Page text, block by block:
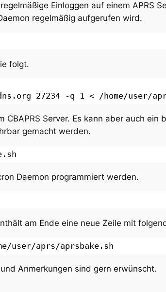
Einloggen auf einem APRS
regelmäßig aufgerufen wird.
folgt.
27234 -q 1 < /home/user/
CBAPRS Server. Es kann aber auch
gemacht werden.
Daemon programmiert werden.
am Ende eine neue Zeile mit
user/aprs/aprsbake.sh
Anmerkungen sind gern erwünscht.